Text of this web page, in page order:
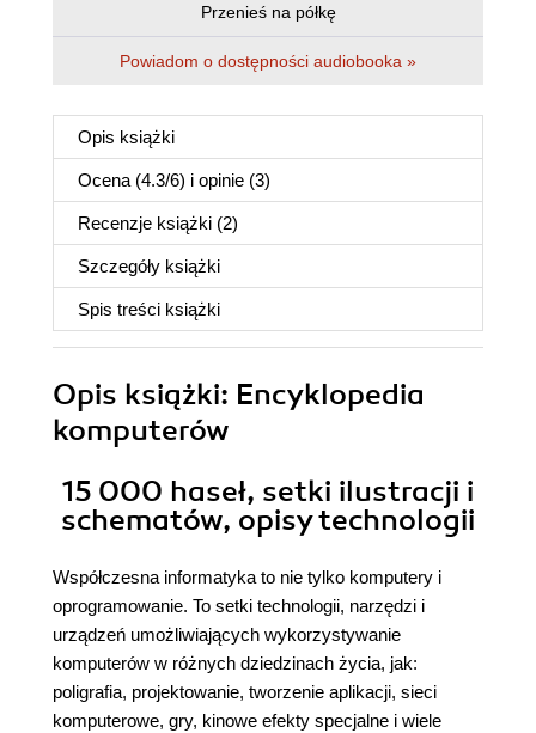
Przenieś na półkę
Powiadom o dostępności audiobooka »
Opis książki
Ocena (4.3/6) i opinie (3)
Recenzje książki (2)
Szczegóły książki
Spis treści książki
Opis książki: Encyklopedia
komputerów
15 000 haseł, setki ilustracji i
schematów, opisy technologii
Współczesna informatyka to nie tylko komputery i
oprogramowanie. To setki technologii, narzędzi i
urządzeń umożliwiających wykorzystywanie
komputerów w różnych dziedzinach życia, jak:
poligrafia, projektowanie, tworzenie aplikacji, sieci
komputerowe, gry, kinowe efekty specjalne i wiele